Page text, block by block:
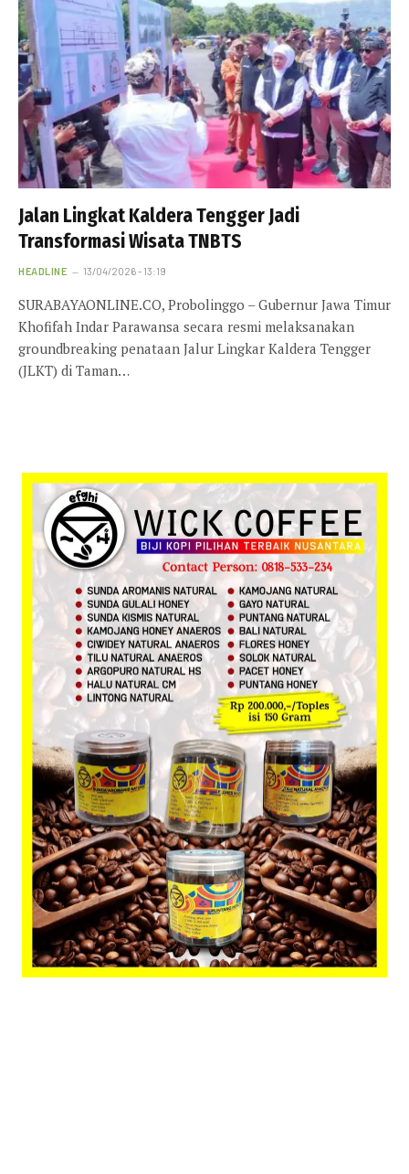
Jalan Lingkat Kaldera Tengger Jadi
Transformasi Wisata TNBTS
HEADLINE 13/04/2026 - 13:19
SURABAYAONLINE.CO, Probolinggo – Gubernur Jawa Timur
Khofifah Indar Parawansa secara resmi melaksanakan
groundbreaking penataan Jalur Lingkar Kaldera Tengger
(JLKT) di Taman…